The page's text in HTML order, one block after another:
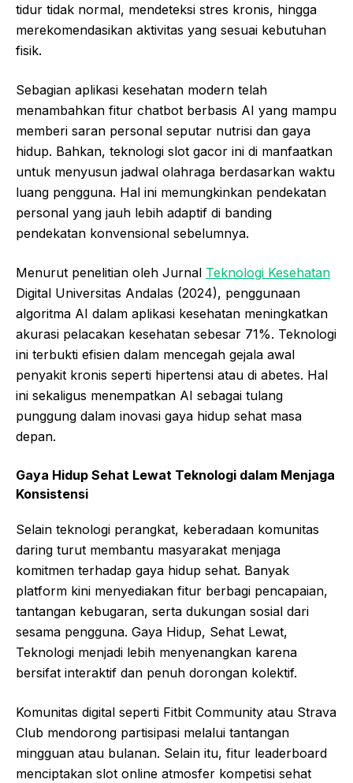
tidur tidak normal, mendeteksi stres kronis, hingga
merekomendasikan aktivitas yang sesuai kebutuhan
fisik.
Sebagian aplikasi kesehatan modern telah
menambahkan fitur chatbot berbasis AI yang mampu
memberi saran personal seputar nutrisi dan gaya
hidup. Bahkan, teknologi slot gacor ini di manfaatkan
untuk menyusun jadwal olahraga berdasarkan waktu
luang pengguna. Hal ini memungkinkan pendekatan
personal yang jauh lebih adaptif di banding
pendekatan konvensional sebelumnya.
Menurut penelitian oleh Jurnal Teknologi Kesehatan
Digital Universitas Andalas (2024), penggunaan
algoritma AI dalam aplikasi kesehatan meningkatkan
akurasi pelacakan kesehatan sebesar 71%. Teknologi
ini terbukti efisien dalam mencegah gejala awal
penyakit kronis seperti hipertensi atau di abetes. Hal
ini sekaligus menempatkan AI sebagai tulang
punggung dalam inovasi gaya hidup sehat masa
depan.
Gaya Hidup Sehat Lewat Teknologi dalam Menjaga
Konsistensi
Selain teknologi perangkat, keberadaan komunitas
daring turut membantu masyarakat menjaga
komitmen terhadap gaya hidup sehat. Banyak
platform kini menyediakan fitur berbagi pencapaian,
tantangan kebugaran, serta dukungan sosial dari
sesama pengguna. Gaya Hidup, Sehat Lewat,
Teknologi menjadi lebih menyenangkan karena
bersifat interaktif dan penuh dorongan kolektif.
Komunitas digital seperti Fitbit Community atau Strava
Club mendorong partisipasi melalui tantangan
mingguan atau bulanan. Selain itu, fitur leaderboard
menciptakan slot online atmosfer kompetisi sehat